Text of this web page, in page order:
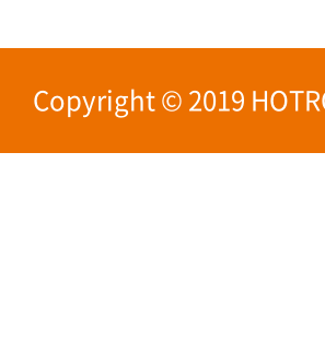
Copyright © 2019